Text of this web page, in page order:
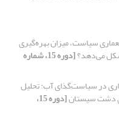
سیاست، میزان بهره‌گیری
شکل می‌دهد؟ [دوره 15، شماره
در سیاست‌گذای آب: تحلیل
[دوره 15،